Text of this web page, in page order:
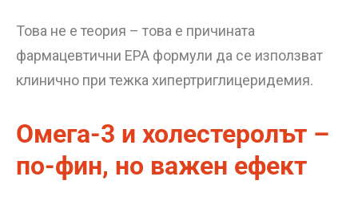
Това не е теория – това е причината
фармацевтични EPA формули да се използват
клинично при тежка хипертриглицеридемия.
Омега-3 и холестеролът –
по-фин, но важен ефект